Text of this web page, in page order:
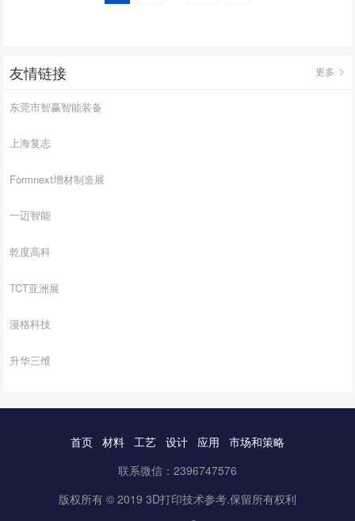
友情链接 更多
东莞市智赢智能装备
上海复志
Formnext增材制造展
一迈智能
乾度高科
TCT亚洲展
漫格科技
升华三维
首页 材料 工艺 设计 应用
市场和策略
联系微信：2396747576
版权所有 © 2019 3D打印技术参考.保留所有权利